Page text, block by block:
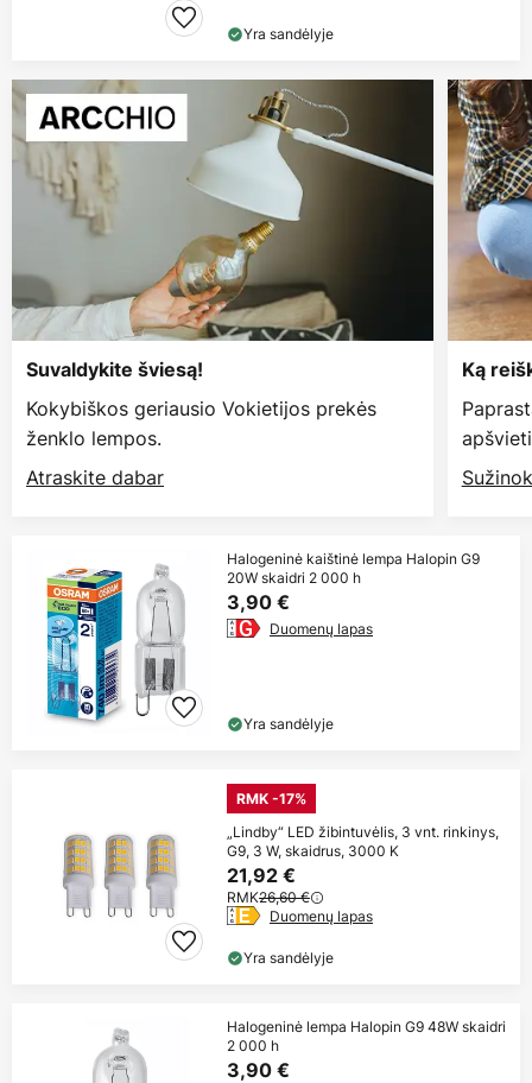
Yra sandėlyje
Suvaldykite šviesą!
Kokybiškos geriausio Vokietijos prekės
ženklo lempos.
Atraskite dabar
Ką
Halogeninė kaištinė lempa Halopin G9
20W skaidri 2 000 h
3,90 €
Duomenų lapas
Yra sandėlyje
RMK -17%
„Lindby“ LED žibintuvėlis, 3 vnt. rinkinys,
G9, 3 W, skaidrus, 3000 K
21,92 €
RMK26,60 €
Duomenų lapas
Yra sandėlyje
Halogeninė lempa Halopin G9 48W skaidri
2 000 h
3,90 €